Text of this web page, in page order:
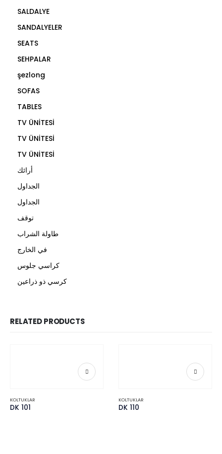
SALDALYE
SANDALYELER
SEATS
SEHPALAR
şezlong
SOFAS
TABLES
TV ÜNİTESİ
TV ÜNİTESİ
TV ÜNİTESİ
أرائك
الجداول
الجداول
توقف
طاولة الشراب
في الخارج
كراسي جلوس
كرسي ذو ذراعين
RELATED PRODUCTS
KOLTUKLAR
DK 101
KOLTUKLAR
DK 110